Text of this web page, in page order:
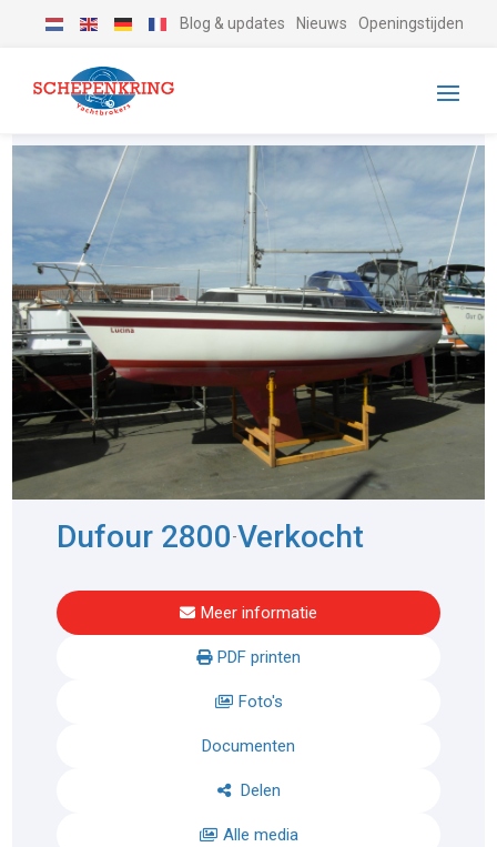
Blog & updates Nieuws Openingstijden
Dufour 2800-Verkocht
Meer informatie
PDF printen
Foto's
Documenten
Delen
Alle media